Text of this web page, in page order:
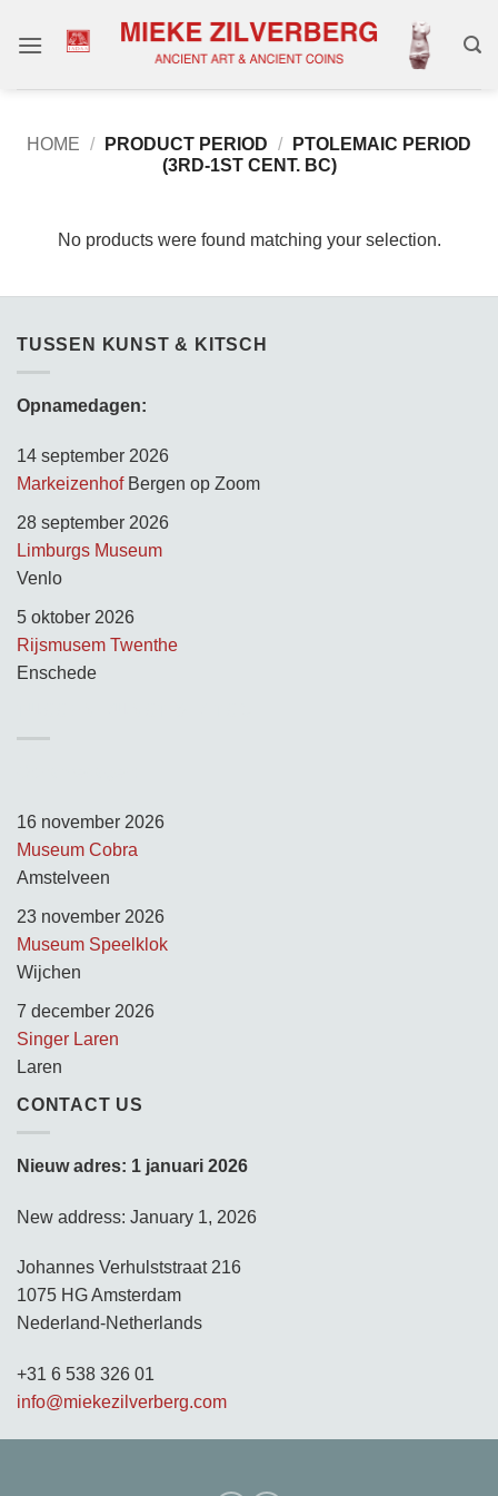
HOME / PRODUCT PERIOD /
PTOLEMAIC PERIOD
(3RD-1ST CENT. BC)
No products were found matching your selection.
TUSSEN KUNST & KITSCH
Opnamedagen:
14 september 2026
MarkeizenhofBergen op Zoom
28 september 2026
Limburgs Museum
Venlo
5 oktober 2026
Rijsmusem Twenthe
Enschede
16 november 2026
Museum Cobra
Amstelveen
23 november 2026
Museum Speelklok
Wijchen
7 december 2026
Singer Laren
Laren
CONTACT US
Nieuw adres: 1 januari 2026
New address: January 1, 2026
Johannes Verhulststraat 216
1075 HG Amsterdam
Nederland-Netherlands
+31 6 538 326 01
info@miekezilverberg.com